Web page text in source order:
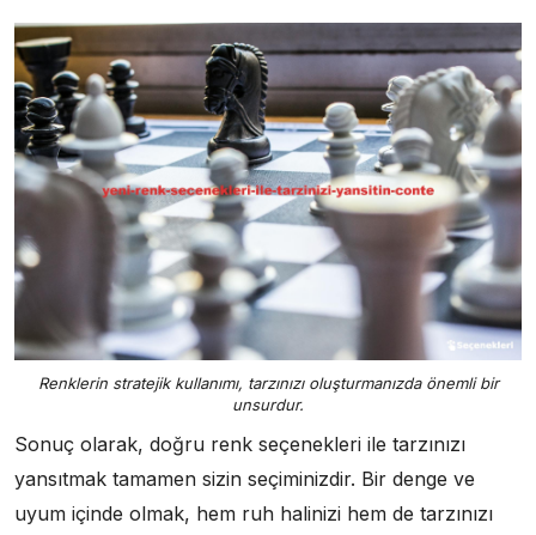
Renklerin stratejik kullanımı, tarzınızı oluşturmanızda önemli bir
unsurdur.
Sonuç olarak, doğru renk seçenekleri ile tarzınızı
yansıtmak tamamen sizin seçiminizdir. Bir denge ve
uyum içinde olmak, hem ruh halinizi hem de tarzınızı